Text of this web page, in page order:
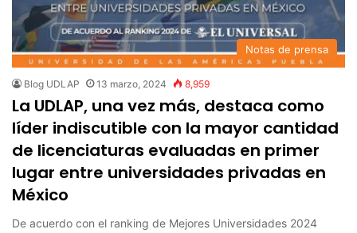
Notas de prensa
Blog UDLAP 13 marzo, 2024 8,959
La UDLAP, una vez más, destaca como
líder indiscutible con la mayor cantidad
de licenciaturas evaluadas en primer
lugar entre universidades privadas en
México
De acuerdo con el ranking de Mejores Universidades 2024